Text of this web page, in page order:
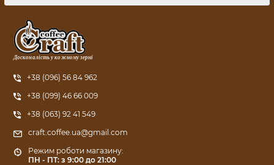
Досконалість у кожному зерні
+38 (096) 56 84 962
+38 (099) 46 66 009
+38 (063) 92 41 549
craft.coffee.ua@gmail.com
Режим роботи магазину:
ПН - ПТ: з 9:00 до 21:00